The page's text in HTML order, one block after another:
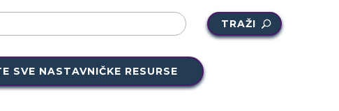
TRAŽI
SVE NASTAVNIČKE RESURSE